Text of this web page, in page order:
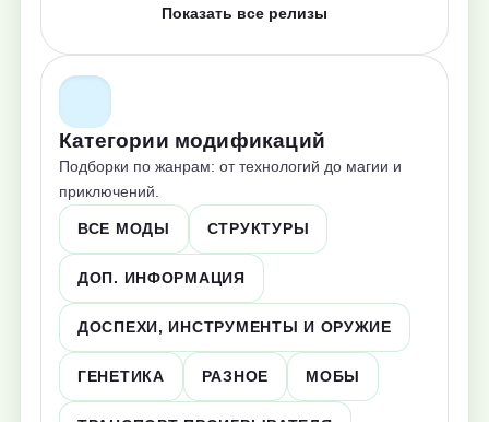
Показать все релизы
Категории модификаций
Подборки по жанрам: от технологий до магии и
приключений.
ВСЕ МОДЫ СТРУКТУРЫ
ДОП. ИНФОРМАЦИЯ
ДОСПЕХИ, ИНСТРУМЕНТЫ И ОРУЖИЕ
ГЕНЕТИКА РАЗНОЕ МОБЫ